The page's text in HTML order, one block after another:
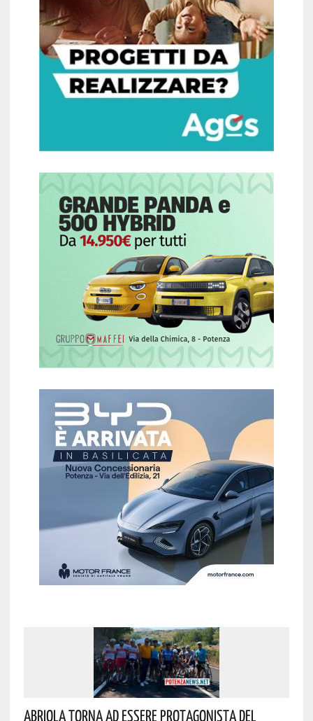
Abriola Torna Ad Essere Protagonista Del